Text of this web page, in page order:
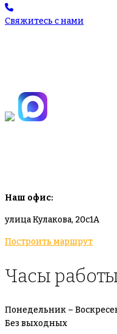
Свяжитесь с нами
Наш офис:
улица Кулакова, 20с1А
Построить маршрут
Часы
Понедельник –
Без выходных